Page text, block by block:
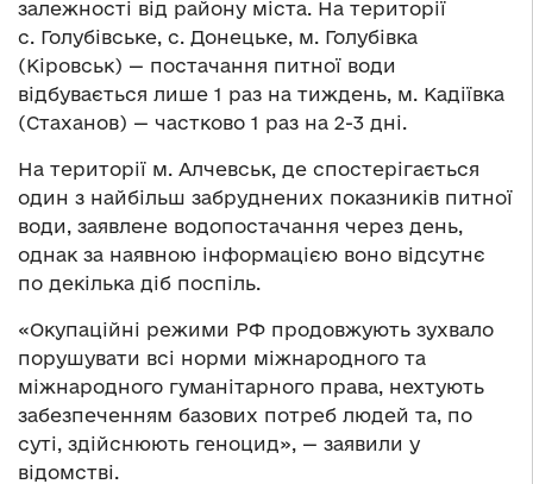
залежності від району міста. На території
с. Голубівське, с. Донецьке, м. Голубівка
(Кіровськ) — постачання питної води
відбувається лише 1 раз на тиждень, м. Кадіївка
(Стаханов) — частково 1 раз на 2-3 дні.
На території м. Алчевськ, де спостерігається
один з найбільш забруднених показників питної
води, заявлене водопостачання через день,
однак за наявною інформацією воно відсутнє
по декілька діб поспіль.
«Окупаційні режими РФ продовжують зухвало
порушувати всі норми міжнародного та
міжнародного гуманітарного права, нехтують
забезпеченням базових потреб людей та, по
суті, здійснюють геноцид», — заявили у
відомстві.